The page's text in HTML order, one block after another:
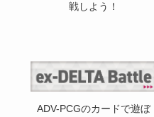
戦しよう！
ADV-PCGのカードで遊ぼ